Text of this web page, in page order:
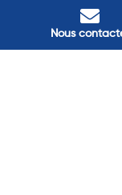
Nous
Nos adresses